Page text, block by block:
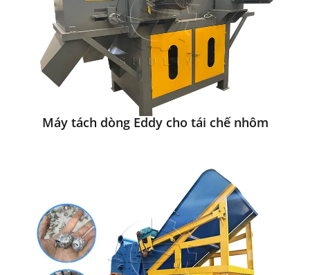
Máy tách dòng Eddy cho tái chế nhôm